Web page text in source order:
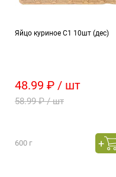
Яйцо куриное С1 10шт (дес)
48.99 ₽ / шт
58.99 ₽ / шт
600 г